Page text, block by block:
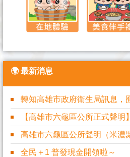
🌍 最新消息
【高雄市六龜區公所正式聲明】
全民＋1 普發現金開領啦～